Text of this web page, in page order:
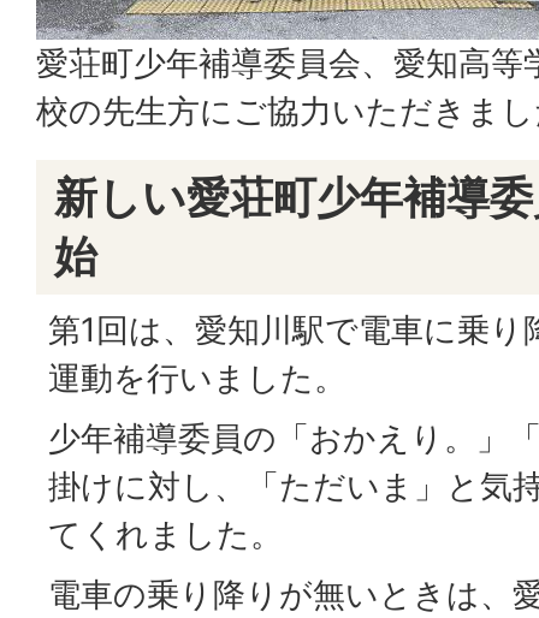
愛荘町少年補導委員会、愛知高等
校の先生方にご協力いただきま
新しい愛荘町少年補導
始
第1回は、愛知川駅で電車に乗
運動を行いました。
少年補導委員の「おかえり。」
掛けに対し、「ただいま」と気
てくれました。
電車の乗り降りが無いときは、